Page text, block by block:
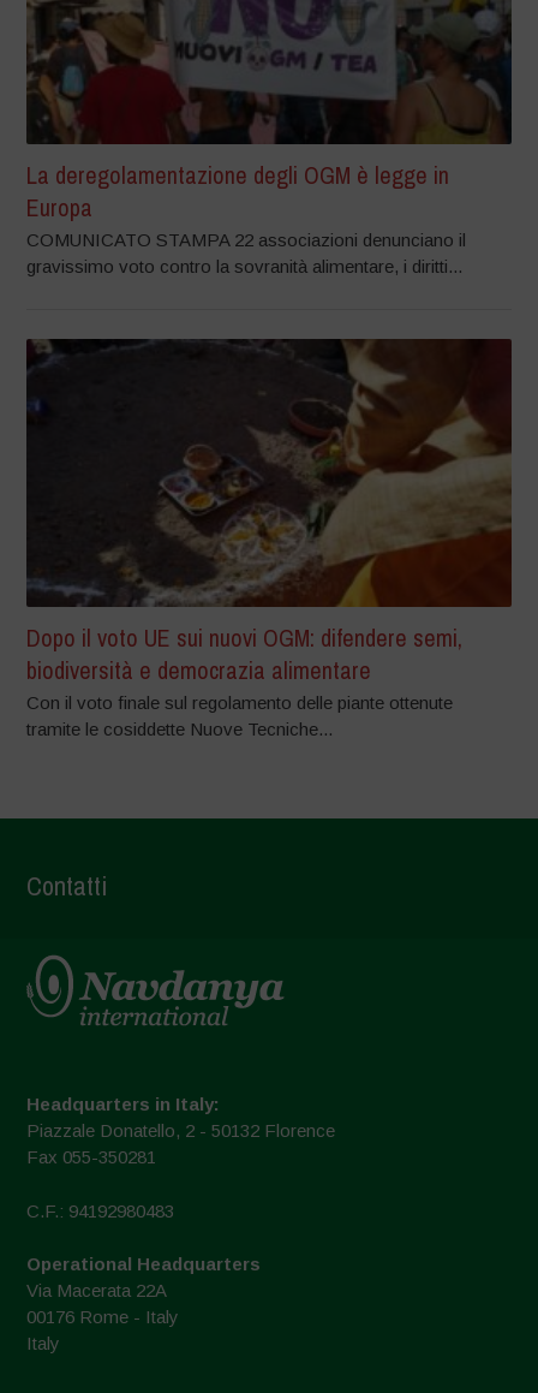
La deregolamentazione degli OGM è legge in
Europa
COMUNICATO STAMPA 22 associazioni denunciano il
gravissimo voto contro la sovranità alimentare, i diritti...
Dopo il voto UE sui nuovi OGM: difendere semi,
biodiversità e democrazia alimentare
Con il voto finale sul regolamento delle piante ottenute
tramite le cosiddette Nuove Tecniche...
Contatti
Headquarters in Italy:
Piazzale Donatello, 2 - 50132 Florence
Fax 055-350281
C.F.: 94192980483
Operational Headquarters
Via Macerata 22A
00176 Rome - Italy
Italy